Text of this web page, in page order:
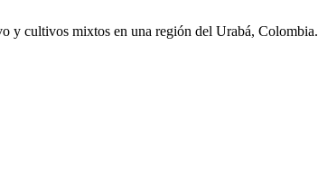
y cultivos mixtos en una región del Urabá, Colombia.